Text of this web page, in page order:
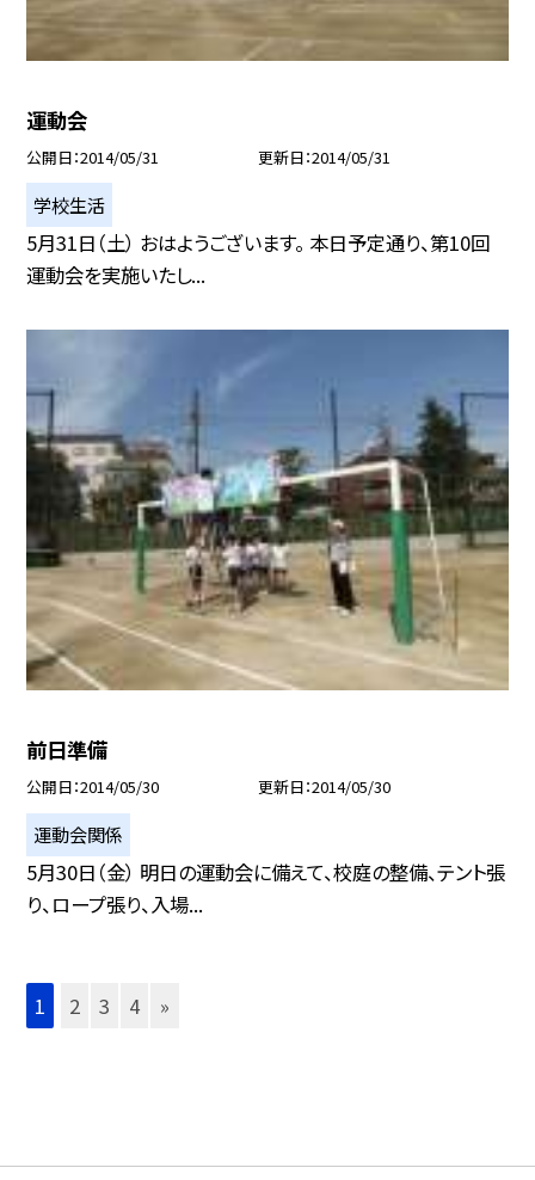
運動会
公開日 2014/05/31 更新日 2014/05/31
学校生活
5月31日（土） おはようございます。 本日予定通り、第10回
運動会を実施いたし...
前日準備
公開日 2014/05/30 更新日 2014/05/30
運動会関係
5月30日（金） 明日の運動会に備えて、校庭の整備、テント張
り、ロープ張り、入場...
1 2 3 4 »